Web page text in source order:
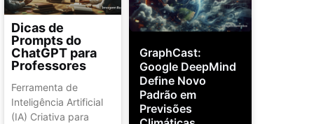
Dicas de
Prompts do
ChatGPT para
Professores
Ferramenta de
Inteligência Artificial
(IA) Criativa para
GraphCast:
Google DeepMind
Define Novo
Padrão em
Previsões